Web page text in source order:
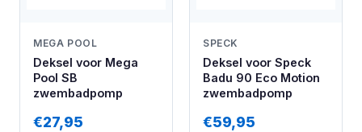
MEGA POOL
Deksel voor Mega
Pool SB
zwembadpomp
€27,95
SPECK
Deksel voor Speck
Badu 90 Eco Motion
zwembadpomp
€59,95